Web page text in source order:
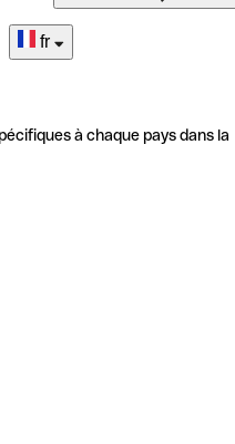
fr
à chaque pays dans la